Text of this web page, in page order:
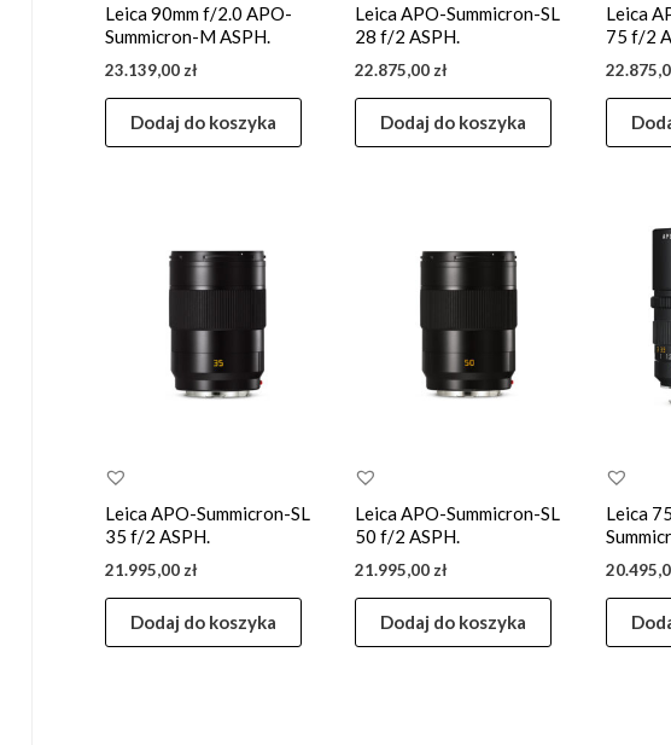
Leica 90mm f/2.0 APO-
Summicron-M ASPH.
23.139,00 zł
Dodaj do koszyka
Leica APO-Summicron-SL
28 f/2 ASPH.
22.875,00 zł
Dodaj do koszyka
Leica
75 f/2
Leica APO-Summicron-SL
35 f/2 ASPH.
21.995,00 zł
Dodaj do koszyka
Leica APO-Summicron-SL
50 f/2 ASPH.
21.995,00 zł
Dodaj do koszyka
Leica